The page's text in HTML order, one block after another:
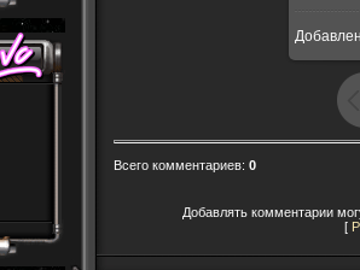
Всего комментариев: 0
Добавлять комментарии
[